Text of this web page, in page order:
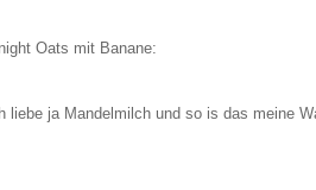
Oats mit Banane:
liebe ja Mandelmilch und so is das meine